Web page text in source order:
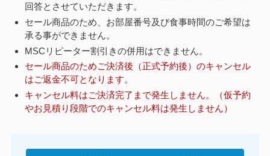
回答とさせていただきます。
セール商品のため、お部屋番号及び食事時間のご希望は
承る事ができません。
MSCリピーター割引きの併用はできません。
セール商品のためご決済後（正式予約後）のキャンセル
はご返金不可となります。
キャンセル料はご決済完了まで発生しません。（仮予約
やお見積り段階でのキャンセル料は発生しません）